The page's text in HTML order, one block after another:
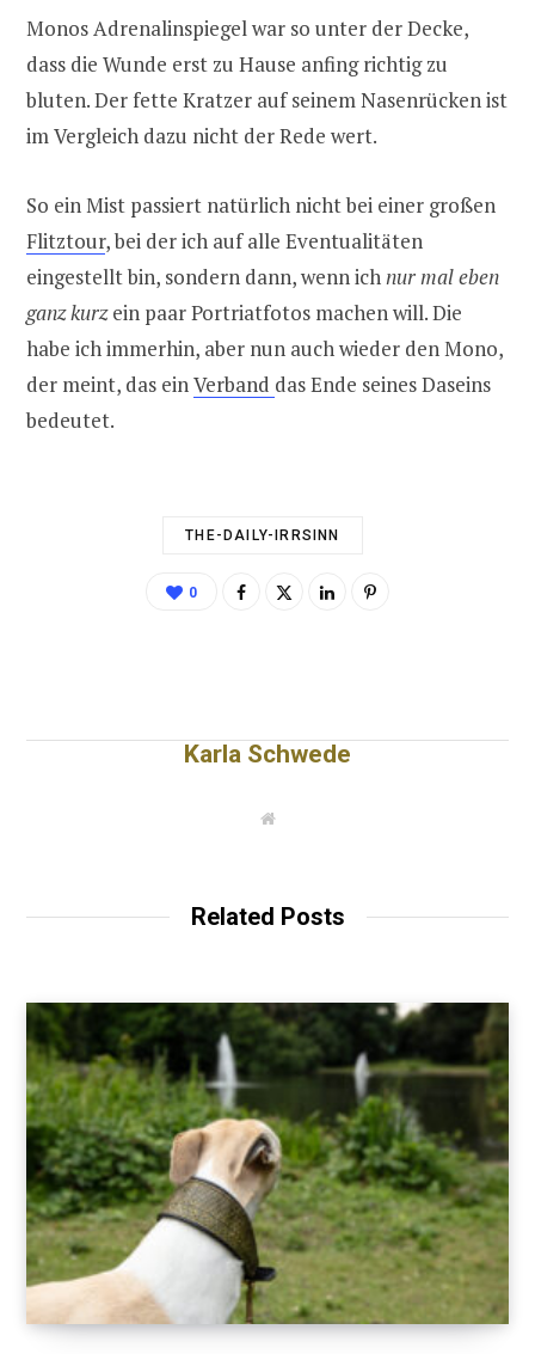
Monos Adrenalinspiegel war so unter der Decke,
dass die Wunde erst zu Hause anfing richtig zu
bluten. Der fette Kratzer auf seinem Nasenrücken ist
im Vergleich dazu nicht der Rede wert.
So ein Mist passiert natürlich nicht bei einer großen
Flitztour, bei der ich auf alle Eventualitäten
eingestellt bin, sondern dann, wenn ichnur mal eben
ganz kurzein paar Portriatfotos machen will. Die
habe ich immerhin, aber nun auch wieder den Mono,
der meint, das einVerband das Ende seines Daseins
bedeutet.
THE-DAILY-IRRSINN
0
Karla Schwede
W
Related Posts